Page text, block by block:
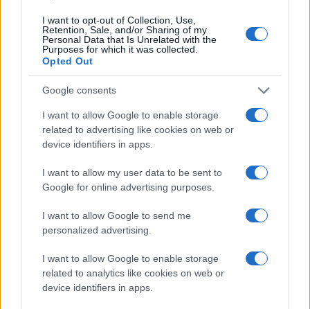
I want to opt-out of Collection, Use,
Retention, Sale, and/or Sharing of my
Personal Data that Is Unrelated with the
Purposes for which it was collected.
Opted Out
Google consents
I want to allow Google to enable storage
related to advertising like cookies on web or
device identifiers in apps.
I want to allow my user data to be sent to
Google for online advertising purposes.
I want to allow Google to send me
personalized advertising.
I want to allow Google to enable storage
related to analytics like cookies on web or
device identifiers in apps.
Continua a leggere
B2B NEWS